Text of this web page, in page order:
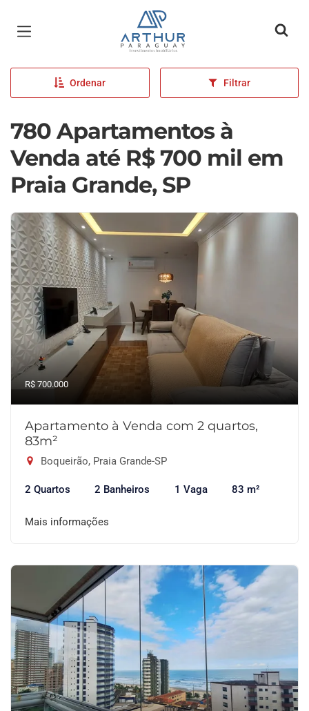
Página inicial
Ordenar Filtrar
780 Apartamentos à
Venda até R$ 700 mil em
Praia Grande, SP
R$ 700.000
Apartamento à Venda com 2 quartos,
83m²
Boqueirão, Praia Grande-SP
2 Quartos 2 Banheiros 1 Vaga 83 m²
Mais informações